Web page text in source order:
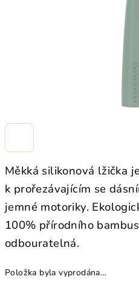
Měkká silikonová lžička
k prořezávajícím se
jemné motoriky.
100% přírodního
odbouratelná.
Položka byla vyprodána…